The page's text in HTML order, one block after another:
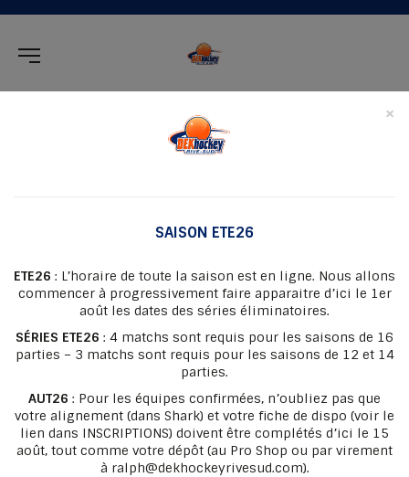
×
SAISON ETE26
ETE26 : L’horaire de toute la saison est en ligne. Nous allons
commencer à progressivement faire apparaitre d’ici le 1er
août les dates des séries éliminatoires.
SÉRIES ETE26 : 4 matchs sont requis pour les saisons de 16
parties – 3 matchs sont requis pour les saisons de 12 et 14
parties.
AUT26 : Pour les équipes confirmées, n’oubliez pas que
votre alignement (dans Shark) et votre fiche de dispo (voir le
lien dans INSCRIPTIONS) doivent être complétés d’ici le 15
août, tout comme votre dépôt (au Pro Shop ou par virement
à ralph@dekhockeyrivesud.com).
Toutes les saisons
Toutes les équipes
Tous les joueurs
Toutes les cotes
Tous les âges